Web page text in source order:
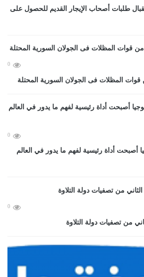
طلبات أصحاب الإيجار القديم للحصول على
0
المظلات فى الجولان السورية المحتلة
0
أصبحت أداة رئيسية لفهم ما يدور في العالم
0
من تصفيات دولة التلاوة